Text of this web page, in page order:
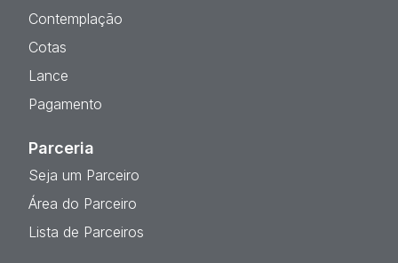
Contemplação
Cotas
Lance
Pagamento
Parceria
Seja um Parceiro
Área do Parceiro
Lista de Parceiros